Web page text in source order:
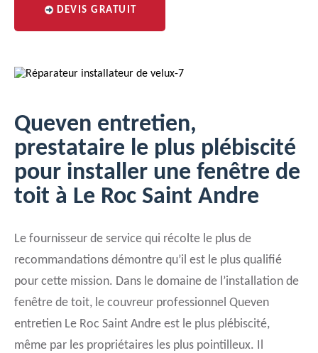
DEVIS GRATUIT
Queven entretien,
prestataire le plus plébiscité
pour installer une fenêtre de
toit à Le Roc Saint Andre
Le fournisseur de service qui récolte le plus de
recommandations démontre qu’il est le plus qualifié
pour cette mission. Dans le domaine de l’installation de
fenêtre de toit, le couvreur professionnel Queven
entretien Le Roc Saint Andre est le plus plébiscité,
même par les propriétaires les plus pointilleux. Il